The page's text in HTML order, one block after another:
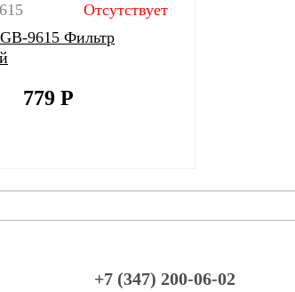
Отсутствует
9615 Фильтр
779 Р
+7 (347) 200-06-02